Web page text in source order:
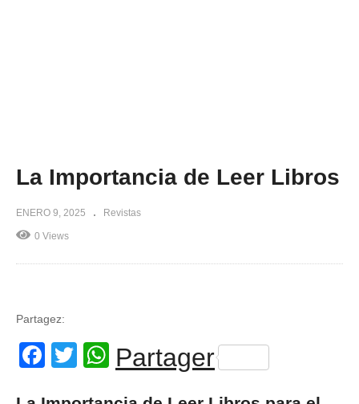
La Importancia de Leer Libros
ENERO 9, 2025 Revistas
0 Views
Partagez:
Facebook
Twitter
WhatsApp
Partager